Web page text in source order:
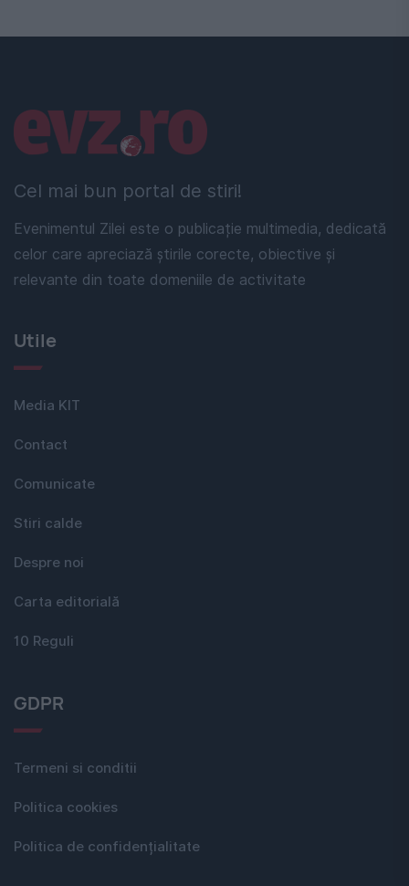
Cel mai bun portal de stiri!
Evenimentul Zilei este o publicație multimedia, dedicată
celor care apreciază știrile corecte, obiective și
relevante din toate domeniile de activitate
Linkuri utile
Utile
Media KIT
Contact
Comunicate
Stiri calde
Despre noi
Carta editorială
10 Reguli
GDPR
Termeni si conditii
Politica cookies
Politica de confidențialitate